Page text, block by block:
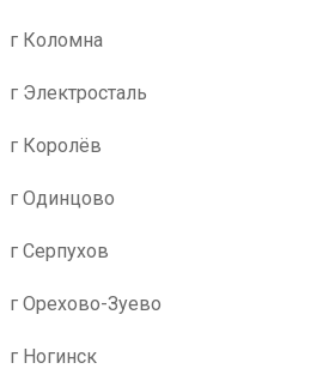
г Коломна
г Электросталь
г Королёв
г Одинцово
г Серпухов
г Орехово-Зуево
г Ногинск